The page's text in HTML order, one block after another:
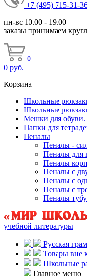
+7 (495) 715-31-36
пн-вс 10.00 - 19.00
заказы принимаем
0
0 руб.
Корзина
Школьные
Школьные
Мешки для обуви.
Папки для
Пеналы
Пеналы -
Пеналы для
Пеналы
Пеналы с
Пеналы с
Пеналы с
Пеналы
учебной литературы
Русская
Товары вне
Школьные
Главное меню